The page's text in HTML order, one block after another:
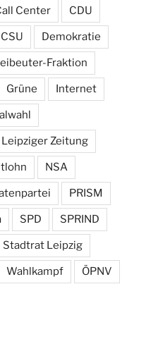
Center CDU
CSU Demokratie
Fraktion
Grüne Internet
Leipziger Zeitung
NSA
PRISM
SPD SPRIND
Stadtrat Leipzig
Wahlkampf ÖPNV